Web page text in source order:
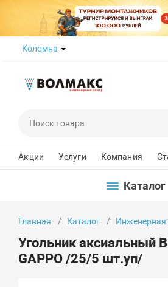
Коломна
Акции Услуги Компания
Каталог
Главная Каталог Инженерная
Угольник аксиальный
GAPPO /25/5 шт.уп/